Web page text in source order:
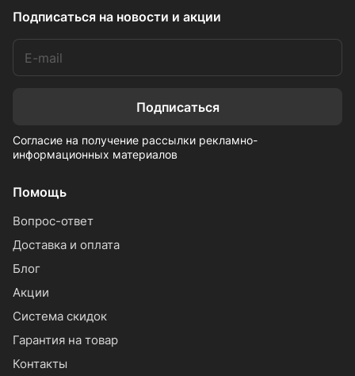
Подписаться на новости и акции
Подписаться
Согласие на получение рассылки рекламно-
информационных материалов
Помощь
Вопрос-ответ
Доставка и оплата
Блог
Акции
Система скидок
Гарантия на товар
Контакты